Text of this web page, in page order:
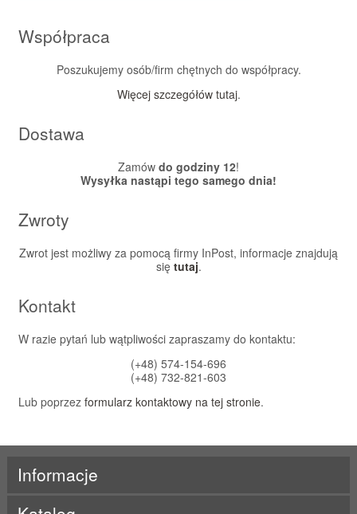
Współpraca
Poszukujemy osób/firm chętnych do współpracy.
Więcej szczegółów tutaj.
Dostawa
Zamów do godziny 12!
Wysyłka nastąpi tego samego dnia!
Zwroty
Zwrot jest możliwy za pomocą firmy InPost, informacje znajdują
się tutaj.
Kontakt
W razie pytań lub wątpliwości zapraszamy do kontaktu:
(+48) 574-154-696
(+48) 732-821-603
Lub poprzez formularz kontaktowy na tej stronie.
Informacje